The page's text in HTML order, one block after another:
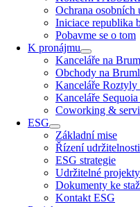
Ochrana osobních
Iniciace republika
Pobavme se o tom
K pronájmu
Kanceláře na
Obchody na
Kanceláře Roztyly
Kanceláře
Coworking &
ESG
Základní mise
Řízení udržitelnosti
ESG strategie
Udržitelné projekty
Dokumenty ke
Kontakt ESG